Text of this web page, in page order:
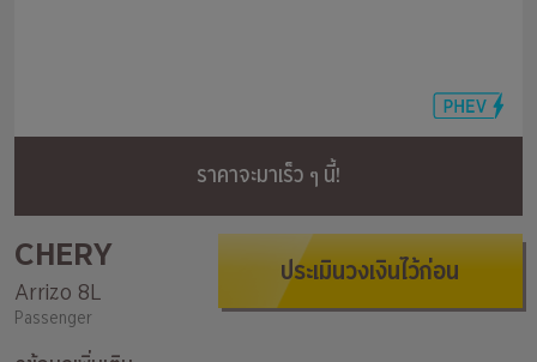
ราคาจะมาเร็ว ๆ นี้!
CHERY
Arrizo 8L
Passenger
ประเมินวงเงินไว้ก่อน